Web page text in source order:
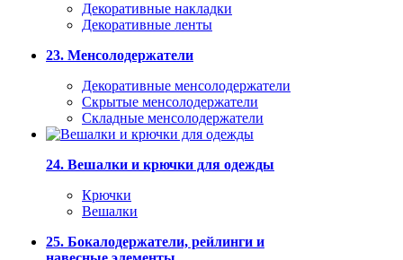
Декоративные накладки
Декоративные ленты
23. Менсолодержатели
Декоративные менсолодержатели
Скрытые менсолодержатели
Складные менсолодержатели
24. Вешалки и крючки для одежды
Крючки
Вешалки
25. Бокалодержатели, рейлинги и